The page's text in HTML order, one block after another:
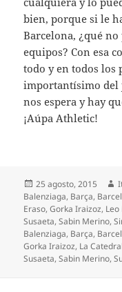
bien, porque si le
Barcelona, ¿qué
equipos? Con esa
todo y en todos los
importantísimo del
nos espera y hay
¡Aúpa Athletic!
Publicado
el
25 agosto, 2015
Balenziaga, Barça,
Eraso,Gorka Iraizoz,
Susaeta,Sabin Merino,
Balenziaga, Barça,
Gorka Iraizoz, La
Susaeta,Sabin Merino,